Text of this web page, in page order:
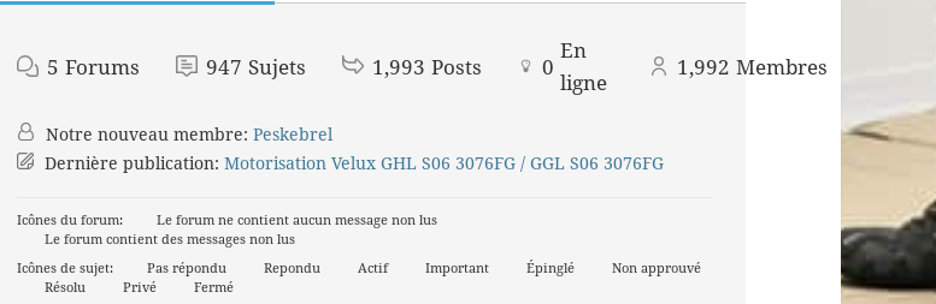
5 Forums 947 Sujets 1,993 Posts 0
En
ligne
1,992 Membres
Notre nouveau membre:Peskebrel
Dernière publication:Motorisation Velux GHL S06 3076FG / GGL S06 3076FG
Icônes du forum:
Le forum ne contient aucun message non lus
Le forum contient des messages non lus
Icônes de sujet:
Pas répondu Repondu Actif Important Épinglé
Non approuvé
Résolu
Privé Fermé